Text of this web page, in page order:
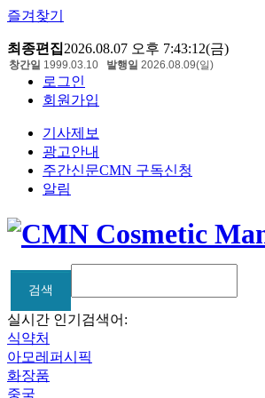
즐겨찾기
최종편집2026.08.07 오후 7:43:12(금)
로그인
회원가입
기사제보
광고안내
주간신문CMN 구독신청
알림
창간일 1999.03.10 발행일 2026.08.09(일)
검색
검색
실시간 인기검색어:
식약처
아모레퍼시픽
화장품
중국